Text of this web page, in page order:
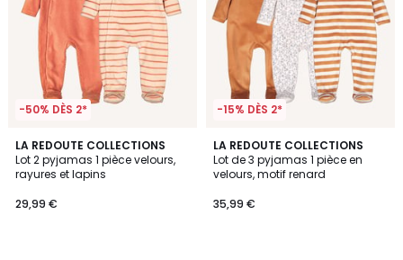
-50% DÈS 2*
LA REDOUTE COLLECTIONS
Lot 2 pyjamas 1 pièce velours,
rayures et lapins
29,99 €
4,3
/ 5
-15% DÈS 2*
LA REDOUTE COLLECTIONS
Lot de 3 pyjamas 1 pièce en
velours, motif renard
35,99 €
3,7
/ 5